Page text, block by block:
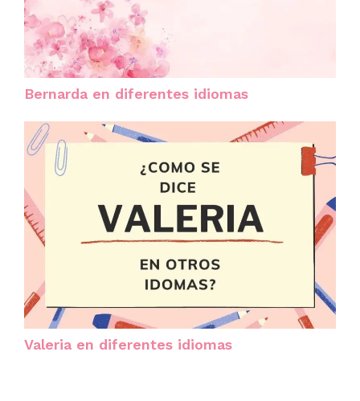
Bernarda en diferentes idiomas
Valeria en diferentes idiomas